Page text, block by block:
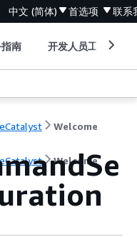
中文 (简体) 首选项 联系
南 开发人员工具
Welcome
Welcome